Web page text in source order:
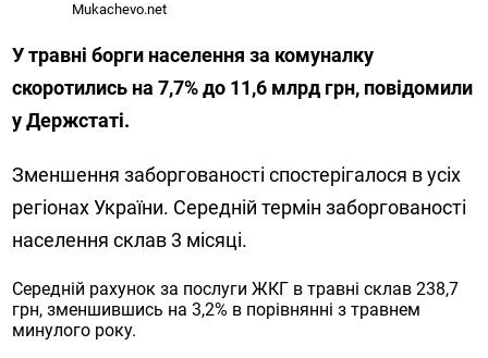
Mukachevo.net
У травні борги населення за комуналку
скоротились на 7,7% до 11,6 млрд грн, повідомили
у Держстаті.
Зменшення заборгованості спостерігалося в усіх
регіонах України. Середній термін заборгованості
населення склав 3 місяці.
Середній рахунок за послуги ЖКГ в травні склав 238,7
грн, зменшившись на 3,2% в порівнянні з травнем
минулого року.